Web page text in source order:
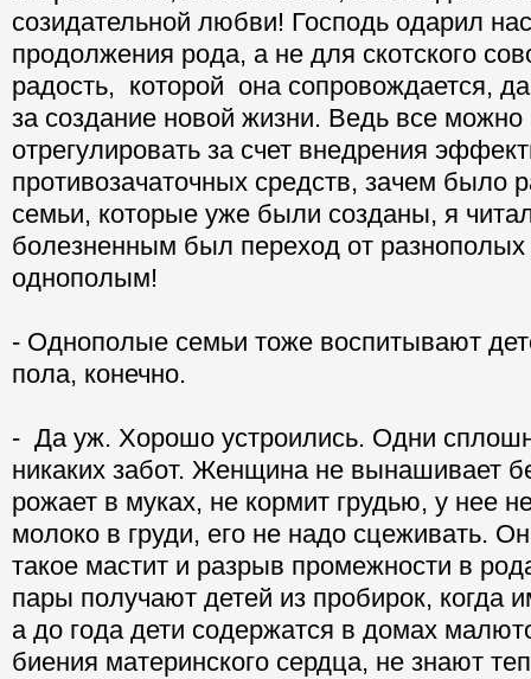
созидательной любви! Господь одарил
продолжения рода, а не для скотского
радость, которой она сопровождается,
за создание новой жизни. Ведь все
отрегулировать за счет внедрения
противозачаточных средств, зачем было
семьи, которые уже были созданы, я
болезненным был переход от разнополых
однополым!
- Однополые семьи тоже воспитывают
пола, конечно.
- Да уж. Хорошо устроились. Одни
никаких забот. Женщина не вынашивает
рожает в муках, не кормит грудью, у нее
молоко в груди, его не надо сцеживать.
такое мастит и разрыв промежности в
пары получают детей из пробирок, когда
а до года дети содержатся в домах
биения материнского сердца, не знают